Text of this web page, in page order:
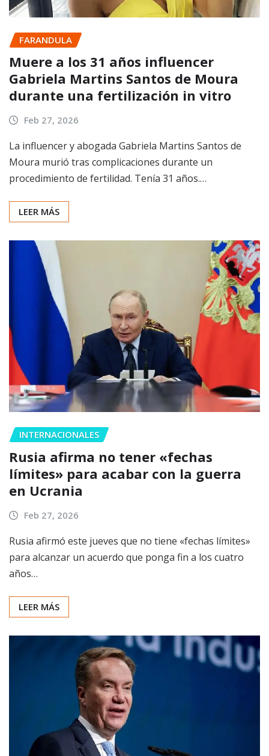
FARANDULA
Muere a los 31 años influencer
Gabriela Martins Santos de Moura
durante una fertilización in vitro
Feb 27, 2026
La influencer y abogada Gabriela Martins Santos de
Moura murió tras complicaciones durante un
procedimiento de fertilidad. Tenía 31 años.…
LEER MÁS
INTERNACIONALES
Rusia afirma no tener «fechas
límites» para acabar con la guerra
en Ucrania
Feb 27, 2026
Rusia afirmó este jueves que no tiene «fechas límites»
para alcanzar un acuerdo que ponga fin a los cuatro
años…
LEER MÁS